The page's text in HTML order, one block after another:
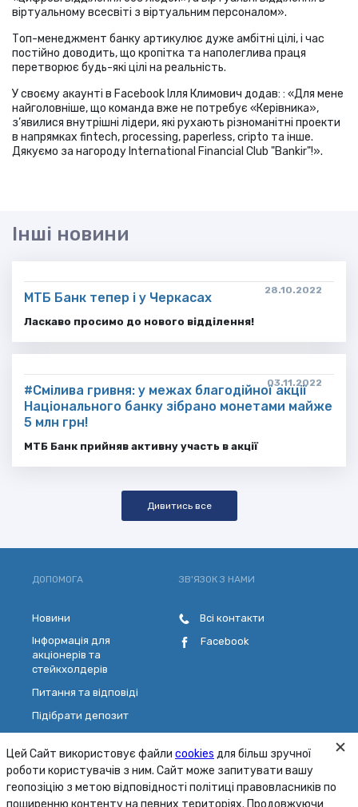
віртуальному всесвіті з віртуальним персоналом».
Топ-менеджмент банку артикулює дуже амбітні цілі, і час
постійно доводить, що кропітка та наполеглива праця
перетворює будь-які цілі на реальність.
У своєму акаунті в Facebook Ілля Климович додав: : «Для мене
найголовніше, що команда вже не потребує «Керівника»,
з’явилися внутрішні лідери, які рухають різноманітні проекти
в напрямках fintech, processing, paperless, cripto та інше.
Дякуємо за нагороду International Financial Club "Bankir"!».
Інші новини
28.10.2022
МТБ Банк тепер і у Черкасах
Ласкаво просимо до нового відділення!
03.11.2022
#Смілива гривня: у межах благодійної акції
Національного банку зібрано монетами майже
5 млн грн!
МТБ Банк прийняв активну участь в акції
Дивитись все
Цей Сайт використовує файли cookies для більш зручної
роботи користувачів з ним. Сайт може запитувати вашу
геопозіцію з метою відповідності політиці правовласників по
поширенню контенту на певних територіях. Продовжуючи
ДОПОМОГА
Новини
Інформація для
акціонерів та
стейкхолдерів
Питання та відповіді
Підібрати депозит
Обрати платіжну картку
Зворотній зв'язок
ЗВ'ЯЗОК З НАМИ
Всі контакти
Facebook